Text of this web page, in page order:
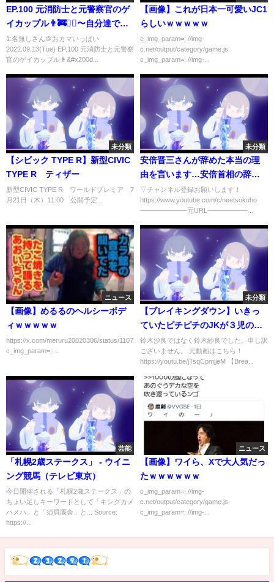
EP.100 元消防士と元警察官のゲ
イカップル👨‍🚒👮‍♂️〜自分達では
買えない最高級マンゴー🥭を食
べた〜
1:名無しさん＠おカマいっぱい
2022.09.13(Tue) EP.100 元消防士と元警察
官のゲイカップル👨&#x200d...
【画像】これが日本一可愛いJC1
らしいｗｗｗｗｗ
c_img_param=; //img-
c.net/output/category/game.js
c_img_param=; //img-...
未分類
【シビック TYPE R】新型CIVIC
TYPE R ティザー
新型CIVIC TYPE R ワールドプレミア 7
月21日（木）11:00 公開予定...
未分類
安倍晋三さんが辞めた本当の理
由を言います…安倍首相の辞
任、依願退職です⇒赤羽の世界
の全てを知り尽くす男ひろゆき
撃の舞台裏は
▽チャンネル登録お願いします！
https://www.youtube.com/c/neetsokuho
―――――――元URL――――――...
ニュース
【画像】めるるのヘルシーボデ
ィｗｗｗｗｗ
https://x.com/meruru20020306/status/1107225352328245248
c_img_param=; ...
未分類
【ブレイキングダウン】いきっ
ていたピチピチのJKが３児のマ
マに絞め落とされる...【朝倉未
来/Breaking
Down/BREAKINGDOWN/谷山ひ
とみ/鈴木紗良】
鈴木沙良ではなく鈴木紗良でした。申し訳
ございません。 元動画はこちら！
https://youtu.be/jTsqCpmjjeM 【Brea...
芸能
「札幌2歳ステークス」 - ウイニ
ング競馬（テレビ東京）
今日開催される「札幌2歳ステークス」の
ちょい足しキーワードとして「キングカメ
ハメハ」と「須貝厩舎」と... Source:
https://...
ニュース
【画像】ワイら、Xで大人気だっ
たｗｗｗｗｗｗ
c_img_param=; //img-
c.net/output/category/game.js
c_img_param=; //img-...